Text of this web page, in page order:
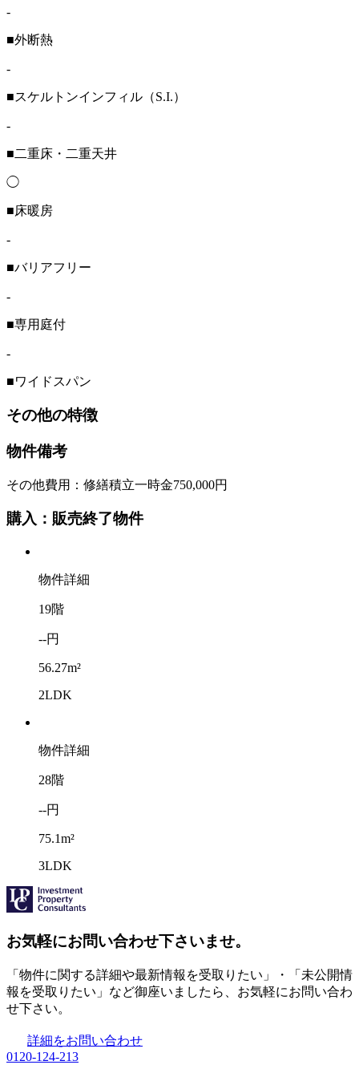
-
■外断熱
-
■スケルトンインフィル（S.I.）
-
■二重床・二重天井
◯
■床暖房
-
■バリアフリー
-
■専用庭付
-
■ワイドスパン
その他の特徴
物件備考
その他費用：修繕積立一時金750,000円
購入：販売終了物件
物件詳細
19階
--円
56.27m²
2LDK
物件詳細
28階
--円
75.1m²
3LDK
お気軽にお問い合わせ下さいませ。
「物件に関する詳細や最新情報を受取りたい」・「未公開情
報を受取りたい」など御座いましたら、お気軽にお問い合わ
せ下さい。
詳細をお問い合わせ
0120-124-213